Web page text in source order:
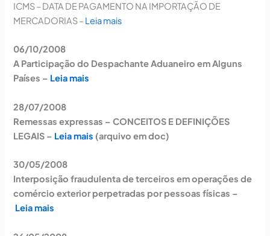
ICMS – DATA DE PAGAMENTO NA IMPORTAÇÃO DE
MERCADORIAS – Leia mais
06/10/2008
A Participação do Despachante Aduaneiro em Alguns
Países – Leia mais
28/07/2008
Remessas expressas – CONCEITOS E DEFINIÇÕES
LEGAIS – Leia mais (arquivo em doc)
30/05/2008
Interposição fraudulenta de terceiros em operações de
comércio exterior perpetradas por pessoas físicas –
Leia mais